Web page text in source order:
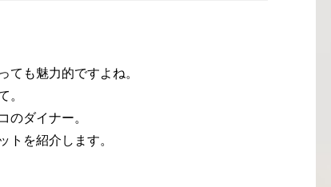
ても魅力的ですよね。
。
のダイナー。
トを紹介します。